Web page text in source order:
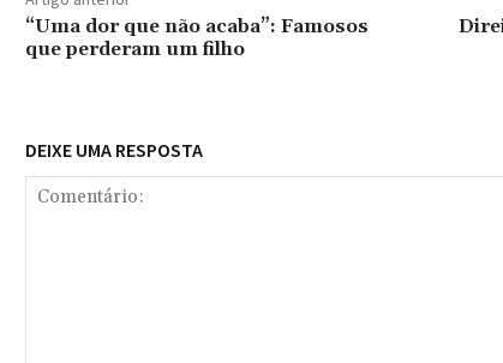
“Uma dor que não acaba”: Famosos
que perderam um filho
DEIXE UMA RESPOSTA